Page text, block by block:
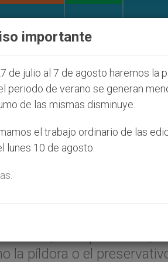
no sólo) en Tierra Santa
un 53%
revela que la
decir, el 53 por ciento,
la píldora o el
importante
de julio al 7 de agosto haremos la
periodo de verano se generan
de las mismas disminuye.
el trabajo ordinario de las
lunes 10 de agosto.